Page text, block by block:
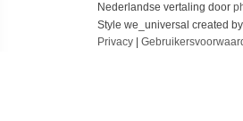
Nederlandse vertaling door
Style we_universal created by
Privacy